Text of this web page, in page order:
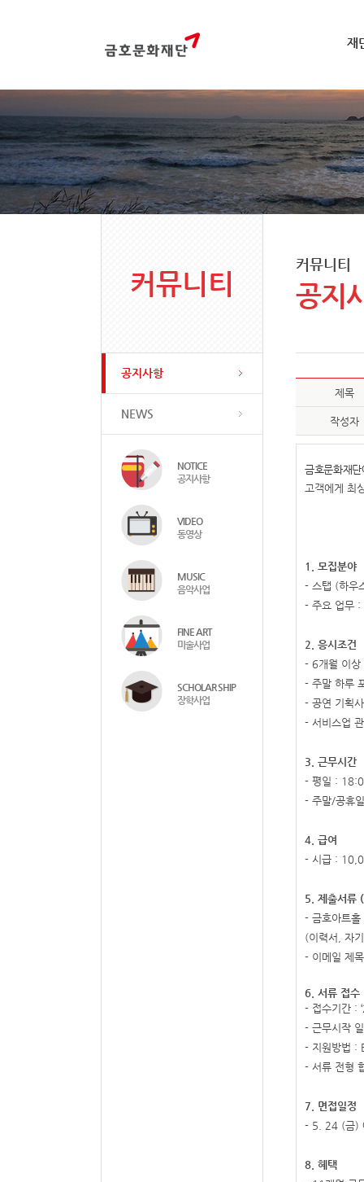
재
커뮤니티
공지사항
NEWS
NOTICE
공지사항
VIDEO
동영상
MUSIC
음악사업
FINE ART
미술사업
SCHOLAR SHIP
장학사업
커뮤니티
공지
제목
작성자
금호문화재
고객에게 최
1. 모집분야
- 스탭 (하우
- 주요 업무 :
2. 응시조건
- 6개월 이
- 주말 하루
- 공연 기획
- 서비스업
3. 근무시간
- 평일 :
- 주말/공휴일
4. 급여
- 시급 :
5. 제출서류 (
- 금호아트
(이력서
자
- 이메일 제
6. 서류 접수
- 접수기간 :
- 근무시작
- 지원방법 :
- 서류 전형
7. 면접일정
- 5. 24 (금)
8. 혜택